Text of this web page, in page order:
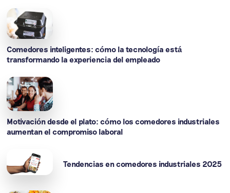
Comedores inteligentes: cómo la tecnología está
transformando la experiencia del empleado
Motivación desde el plato: cómo los comedores industriales
aumentan el compromiso laboral
Tendencias en comedores industriales 2025